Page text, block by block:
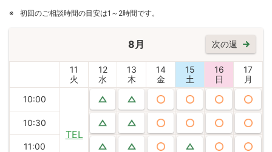
※ 初回のご相談時間の目安は1～2時間です。
次の週
8月
11
火
12
水
13
木
14
金
15
土
16
日
17
月
10:00
TEL
10:30
11:00